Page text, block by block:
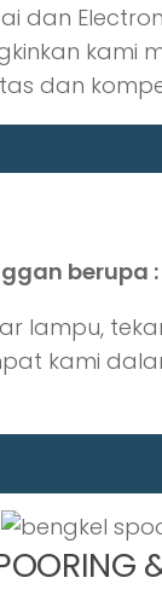
dan
kami
dan
berupa :
lampu,
kami